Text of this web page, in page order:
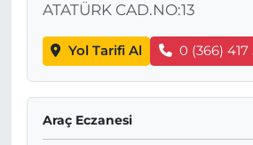
ATATÜRK CAD.NO:13
Yol Tarifi Al 0 (366) 417
Araç Eczanesi